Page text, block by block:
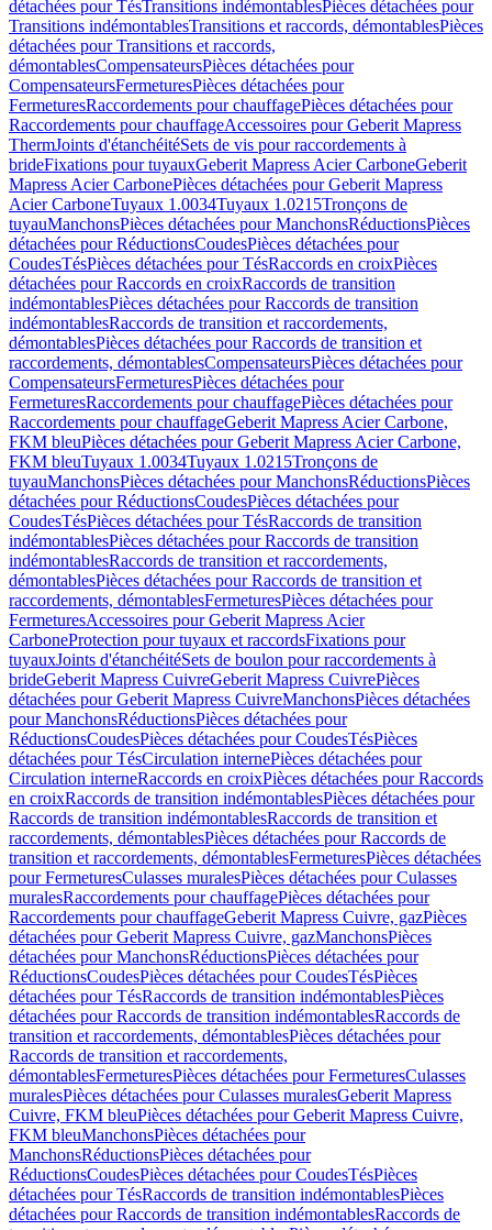
détachées pour TésTransitions indémontablesPièces détachées pour
Transitions indémontablesTransitions et raccords, démontablesPièces
détachées pour Transitions et raccords,
démontablesCompensateursPièces détachées pour
CompensateursFermeturesPièces détachées pour
FermeturesRaccordements pour chauffagePièces détachées pour
Raccordements pour chauffageAccessoires pour Geberit Mapress
ThermJoints d'étanchéitéSets de vis pour raccordements à
brideFixations pour tuyauxGeberit Mapress Acier CarboneGeberit
Mapress Acier CarbonePièces détachées pour Geberit Mapress
Acier CarboneTuyaux 1.0034Tuyaux 1.0215Tronçons de
tuyauManchonsPièces détachées pour ManchonsRéductionsPièces
détachées pour RéductionsCoudesPièces détachées pour
CoudesTésPièces détachées pour TésRaccords en croixPièces
détachées pour Raccords en croixRaccords de transition
indémontablesPièces détachées pour Raccords de transition
indémontablesRaccords de transition et raccordements,
démontablesPièces détachées pour Raccords de transition et
raccordements, démontablesCompensateursPièces détachées pour
CompensateursFermeturesPièces détachées pour
FermeturesRaccordements pour chauffagePièces détachées pour
Raccordements pour chauffageGeberit Mapress Acier Carbone,
FKM bleuPièces détachées pour Geberit Mapress Acier Carbone,
FKM bleuTuyaux 1.0034Tuyaux 1.0215Tronçons de
tuyauManchonsPièces détachées pour ManchonsRéductionsPièces
détachées pour RéductionsCoudesPièces détachées pour
CoudesTésPièces détachées pour TésRaccords de transition
indémontablesPièces détachées pour Raccords de transition
indémontablesRaccords de transition et raccordements,
démontablesPièces détachées pour Raccords de transition et
raccordements, démontablesFermeturesPièces détachées pour
FermeturesAccessoires pour Geberit Mapress Acier
CarboneProtection pour tuyaux et raccordsFixations pour
tuyauxJoints d'étanchéitéSets de boulon pour raccordements à
brideGeberit Mapress CuivreGeberit Mapress CuivrePièces
détachées pour Geberit Mapress CuivreManchonsPièces détachées
pour ManchonsRéductionsPièces détachées pour
RéductionsCoudesPièces détachées pour CoudesTésPièces
détachées pour TésCirculation internePièces détachées pour
Circulation interneRaccords en croixPièces détachées pour Raccords
en croixRaccords de transition indémontablesPièces détachées pour
Raccords de transition indémontablesRaccords de transition et
raccordements, démontablesPièces détachées pour Raccords de
transition et raccordements, démontablesFermeturesPièces détachées
pour FermeturesCulasses muralesPièces détachées pour Culasses
muralesRaccordements pour chauffagePièces détachées pour
Raccordements pour chauffageGeberit Mapress Cuivre, gazPièces
détachées pour Geberit Mapress Cuivre, gazManchonsPièces
détachées pour ManchonsRéductionsPièces détachées pour
RéductionsCoudesPièces détachées pour CoudesTésPièces
détachées pour TésRaccords de transition indémontablesPièces
détachées pour Raccords de transition indémontablesRaccords de
transition et raccordements, démontablesPièces détachées pour
Raccords de transition et raccordements,
démontablesFermeturesPièces détachées pour FermeturesCulasses
muralesPièces détachées pour Culasses muralesGeberit Mapress
Cuivre, FKM bleuPièces détachées pour Geberit Mapress Cuivre,
FKM bleuManchonsPièces détachées pour
ManchonsRéductionsPièces détachées pour
RéductionsCoudesPièces détachées pour CoudesTésPièces
détachées pour TésRaccords de transition indémontablesPièces
détachées pour Raccords de transition indémontablesRaccords de